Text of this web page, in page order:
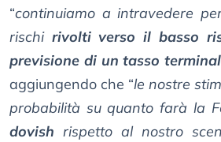
“continuiamo a intravedere
rischi rivolti verso il basso
previsione di un tasso
aggiungendo che “le nostre
probabilità su quanto farà la
dovish rispetto al nostro